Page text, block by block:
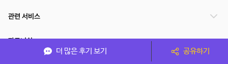
더 많은 후기 보기 공유하기
관련 서비스
파트너쉽